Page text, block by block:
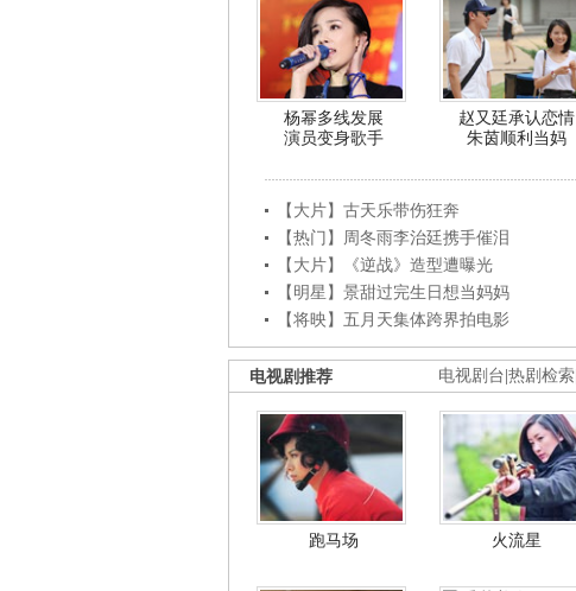
杨幂多线发展
演员变身歌手
赵又廷承认恋情
朱茵顺利当妈
【大片】古天乐带伤狂奔
【热门】周冬雨李治廷携手催泪
【大片】《逆战》造型遭曝光
【明星】景甜过完生日想当妈妈
【将映】五月天集体跨界拍电影
电视剧台 热剧检索
电视剧推荐
跑马场 火流星